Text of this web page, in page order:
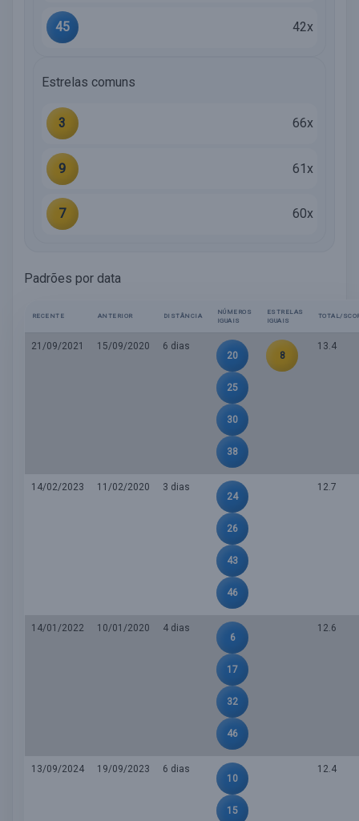
45 42x
Estrelas comuns
3 66x
9 61x
7 60x
Padrões por data
RECENTE ANTERIOR DISTÂNCIA
NÚMEROS
IGUAIS
ESTRELAS
IGUAIS
TOTAL/
21/09/2021 15/09/2020
6 dias
20
25
30
38
8
13.4
14/02/2023 11/02/2020
3 dias
24
26
43
46
12.7
14/01/2022 10/01/2020
4 dias
6
17
32
46
12.6
13/09/2024 19/09/2023
6 dias
10
15
12.4